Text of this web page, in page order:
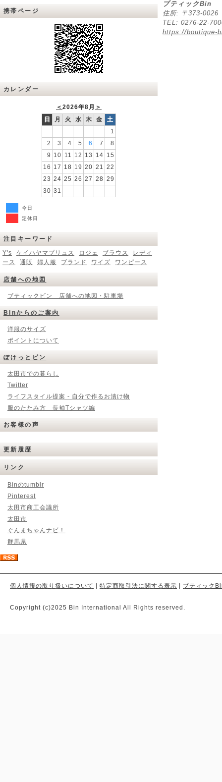
携帯ページ
カレンダー
＜ 2026年8月 ＞
日
月 火 水 木 金
土
1
2
3 4 5 6 7
8
9 10 11 12 13 14 15
16 17 18 19 20 21 22
23 24 25 26 27 28 29
30 31
今日
定休日
注目キーワード
Y's
ケイハヤマプリュス ロジェ ブラウス
レディ
ース
通販 婦人服 ブランド ワイズ ワンピース
店舗への地図
ブティックビン 店舗への地図・駐車場
Binからのご案内
洋服のサイズ
ポイントについて
ぽけっとビン
太田市での暮らし
Twitter
ライフスタイル提案 - 自分で作るお漬け物
服のたたみ方 長袖Tシャツ編
お客様の声
更新履歴
リンク
Binのtumblr
Pinterest
太田市商工会議所
太田市
ぐんまちゃんナビ！
群馬県
ブティックBin
住所: 〒373-
TEL: 0276-22-
https://boutique-
個人情報の取り扱いについて 特定商取引法に関する表示 ブティック
Copyright (c)2025 Bin International All Rights reserved.